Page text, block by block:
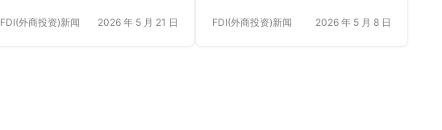
法分红等实质性后果，并重申“先备
FDI(外商投资)新闻 2026 年 5 月 21 日
账户开立及税务公式等核心实操环
FDI(外商投资)新闻 2026 年 5 月 8 日